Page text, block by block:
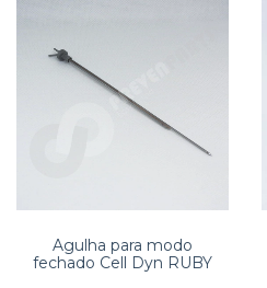
Agulha para modo
fechado Cell Dyn RUBY